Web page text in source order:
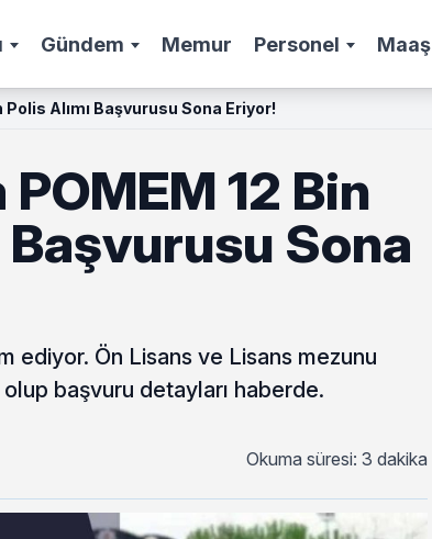
Gündem Memur Personel Maaş
Polis Alımı Başvurusu Sona Eriyor!
12 Bin
Başvurusu Sona
ediyor. Ön Lisans ve Lisans mezunu
başvuru detayları haberde.
Okuma süresi: 3 dakika